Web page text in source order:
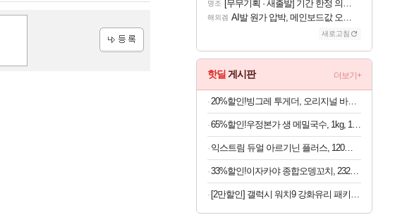
명조 [무무기획 · 새출발] 기간 한정 의뢰 이벤트
해외겜 AI발 원가 압박, 메인보드값 오르나
새로고침
핫딜 게시판 더보기+
20%할인!빙그레 투게더, 오리지널 바닐라, 270ml, 8개
65%할인!우정본가 생 메밀국수, 1kg, 1팩 + 시원한 메밀장, 40g, 6개
익스트림 듀얼 아르기닌 플러스, 120정, 1개
33%할인!이자카야 종합오뎅꼬치, 232g, 4개
[2만할인] 갤럭시 워치9 강화유리 패키지 크림, 40mm, 블루투스